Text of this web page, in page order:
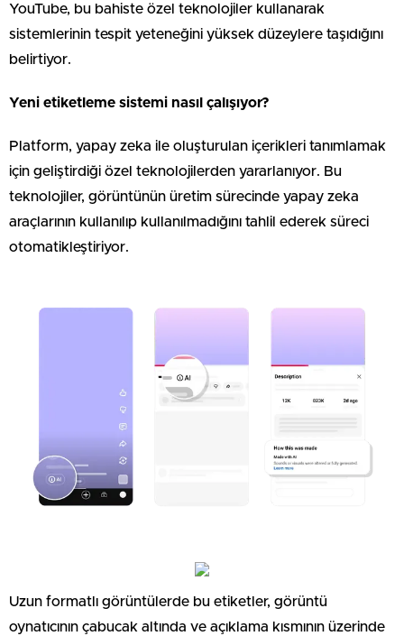
YouTube, bu bahiste özel teknolojiler kullanarak
sistemlerinin tespit yeteneğini yüksek düzeylere taşıdığını
belirtiyor.
Yeni etiketleme sistemi nasıl çalışıyor?
Platform, yapay zeka ile oluşturulan içerikleri tanımlamak
için geliştirdiği özel teknolojilerden yararlanıyor. Bu
teknolojiler, görüntünün üretim sürecinde yapay zeka
araçlarının kullanılıp kullanılmadığını tahlil ederek süreci
otomatikleştiriyor.
Uzun formatlı görüntülerde bu etiketler, görüntü
oynatıcının çabucak altında ve açıklama kısmının üzerinde